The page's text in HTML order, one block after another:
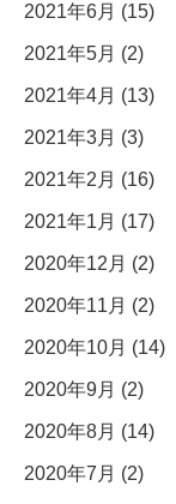
2021年6月 (15)
2021年5月 (2)
2021年4月 (13)
2021年3月 (3)
2021年2月 (16)
2021年1月 (17)
2020年12月 (2)
2020年11月 (2)
2020年10月 (14)
2020年9月 (2)
2020年8月 (14)
2020年7月 (2)